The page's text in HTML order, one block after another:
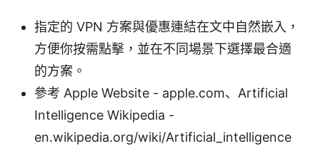
指定的 VPN 方案與優惠連結在文中自然嵌入，
方便你按需點擊，並在不同場景下選擇最合適
的方案。
參考 Apple Website - apple.com、Artificial
Intelligence Wikipedia -
en.wikipedia.org/wiki/Artificial_intelligence